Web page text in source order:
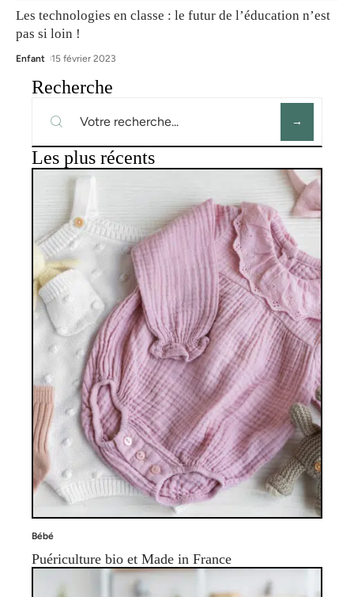
Les technologies en classe : le futur de l’éducation n’est
pas si loin !
Enfant 15 février 2023
Recherche
Les plus récents
Bébé
Puériculture bio et Made in France